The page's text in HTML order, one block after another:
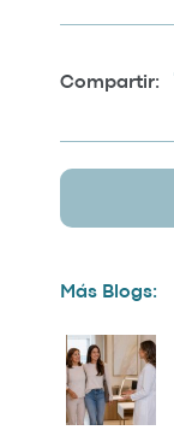
Compartir:
Más Blogs: